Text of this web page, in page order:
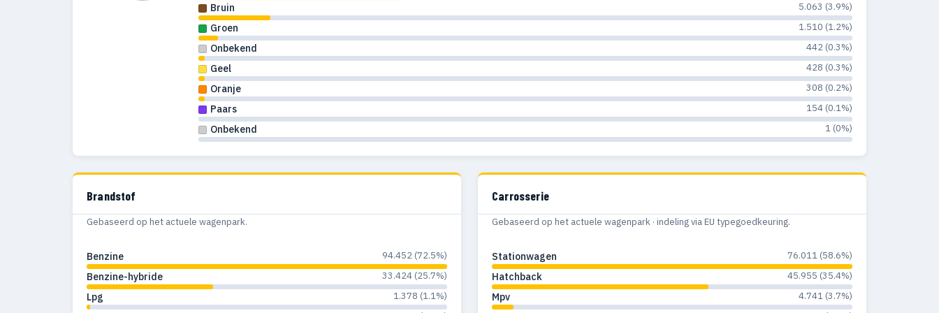
0 0%
150 16 1 0.7%
2 1.2%
139 34 2 1.4%
102 26 1 1%
1984 110 29 3 2.7%
1982 95 14 1 1%
1980 72 4 0 0%
1979 0 0%
Bruin 5.063 (3.9%)
Groen 1.510 (1.2%)
Onbekend 442 (0.3%)
Geel 428 (0.3%)
Oranje 308 (0.2%)
Paars 154 (0.1%)
Onbekend 1 (0%)
Brandstof
Gebaseerd op het actuele wagenpark.
Benzine 94.452 (72.5%)
Benzine-hybride 33.424 (25.7%)
Lpg 1.378 (1.1%)
Carrosserie
Gebaseerd op het actuele wagenpark · indeling via EU typegoedkeuring.
Stationwagen 76.011 (58.6%)
Hatchback 45.955 (35.4%)
Mpv 4.741 (3.7%)